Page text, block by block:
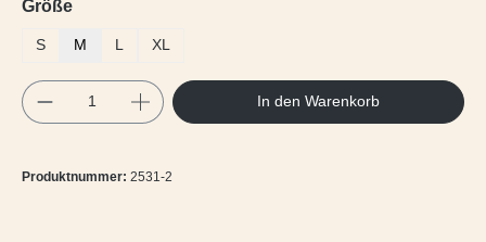
Größeauswählen
S M L XL
Produkt Anzahl: Gib den gewünschten
In den Warenkorb
Produktnummer: 2531-2